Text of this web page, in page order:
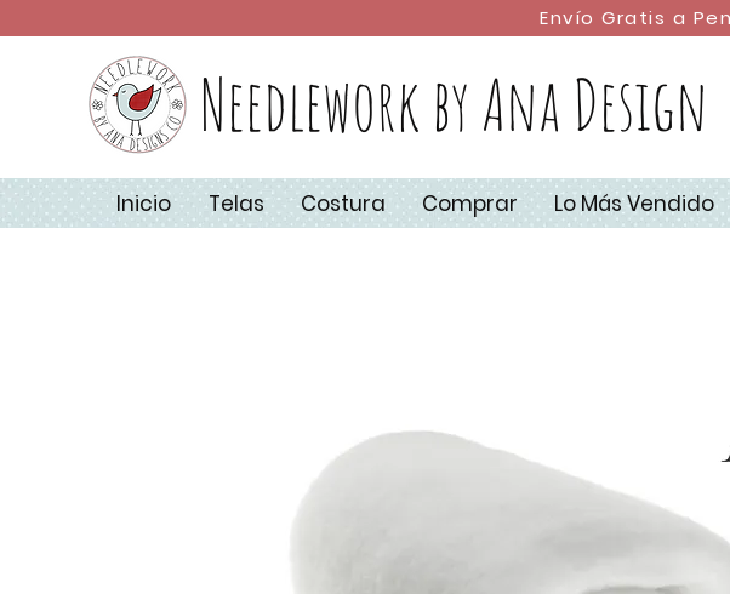
Envío Gratis a
Needlework by Ana Design
Inicio Telas Costura Comprar Lo Más Vendido